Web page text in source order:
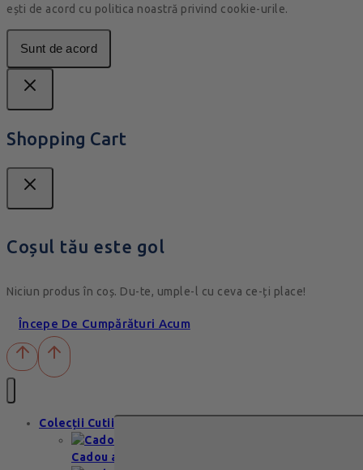
ești de acord cu politica noastră privind cookie-urile.
Sunt de acord
Shopping Cart
Coșul tău este gol
Niciun produs în coș. Du-te, umple-l cu ceva ce-ți place!
Începe De Cumpărături Acum
Colecții Cutii
Cadou aniversare